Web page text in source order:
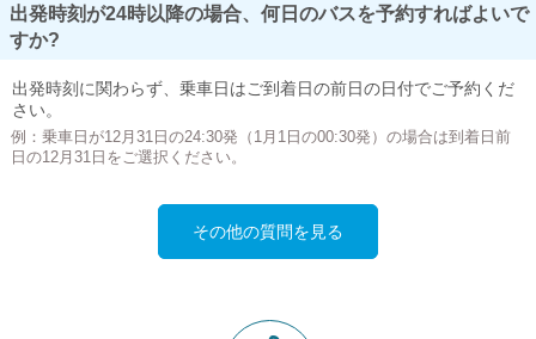
出発時刻が24時以降の場合、何日のバスを予約すればよいで
すか?
出発時刻に関わらず、乗車日はご到着日の前日の日付でご予約くだ
さい。
例：乗車日が12月31日の24:30発（1月1日の00:30発）の場合は到着日前
日の12月31日をご選択ください。
その他の質問を見る